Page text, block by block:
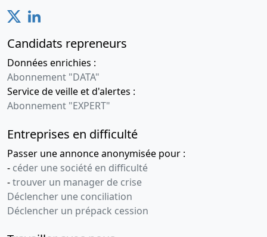
Candidats repreneurs
Données enrichies :
Abonnement "DATA"
Service de veille et d'alertes :
Abonnement "EXPERT"
Entreprises en difficulté
Passer une annonce anonymisée pour :
- céder une société en difficulté
-trouver un manager de crise
Déclencher une conciliation
Déclencher un prépack cession